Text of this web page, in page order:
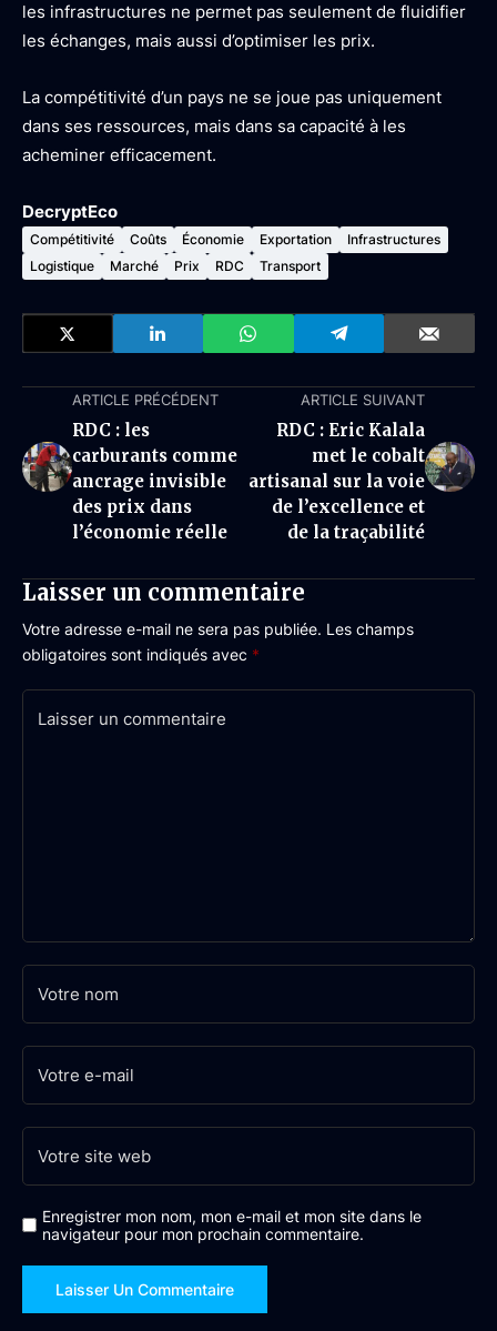
les infrastructures ne permet pas seulement de fluidifier
les échanges, mais aussi d’optimiser les prix.
La compétitivité d’un pays ne se joue pas uniquement
dans ses ressources, mais dans sa capacité à les
acheminer efficacement.
DecryptEco
Compétitivité Coûts Économie Exportation
Infrastructures
Logistique
Marché Prix RDC Transport
ARTICLE PRÉCÉDENT
RDC : les
carburants comme
ancrage invisible
des prix dans
l’économie réelle
ARTICLE SUIVANT
RDC : Eric Kalala
met le cobalt
artisanal sur la voie
de l’excellence et
de la traçabilité
Laisser un commentaire
Votre adresse e-mail ne sera pas publiée. Les champs
obligatoires sont indiqués avec *
Enregistrer mon nom, mon e-mail et mon site dans le
navigateur pour mon prochain commentaire.